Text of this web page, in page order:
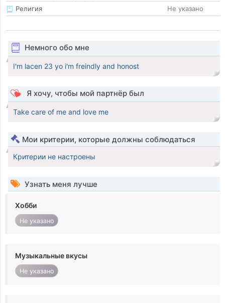
Религия
Не указано
Немного обо мне
I'm lacen 23 yo i'm freindly and honost
Я хочу, чтобы мой партнёр был
Take care of me and love me
Мои критерии, которые должны соблюдаться
Критерии не настроены
Узнать меня лучше
Хобби
Не указано
Музыкальные вкусы
Не указано